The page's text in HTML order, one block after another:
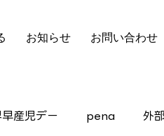
お知らせ お問い合わせ
産児デー pena 外